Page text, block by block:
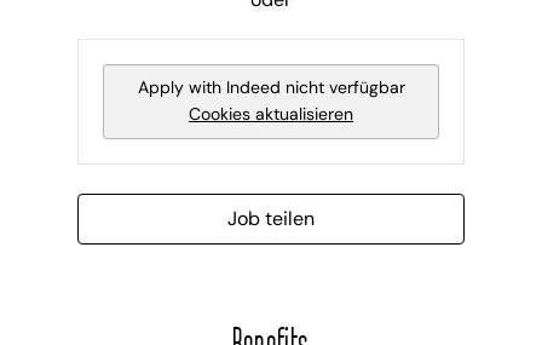
Apply with Indeed nicht verfügbar
Cookies aktualisieren
Job teilen